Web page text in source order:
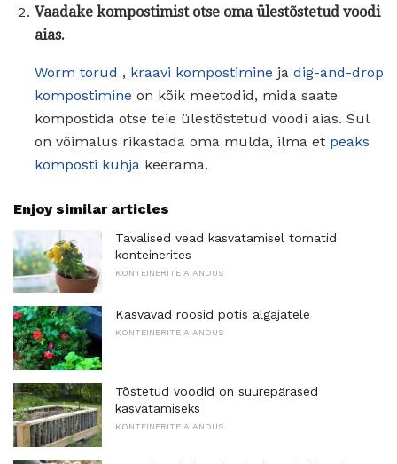
Vaadake kompostimist otse oma ülestõstetud voodi
aias.
Worm torud , kraavi kompostimine ja dig-and-drop
kompostimine on kõik meetodid, mida saate
kompostida otse teie ülestõstetud voodi aias. Sul
on võimalus rikastada oma mulda, ilma et peaks
komposti kuhja keerama.
Enjoy similar articles
Tavalised vead kasvatamisel tomatid
konteinerites
KONTEINERITE AIANDUS
Kasvavad roosid potis algajatele
KONTEINERITE AIANDUS
Tõstetud voodid on suurepärased
kasvatamiseks
KONTEINERITE AIANDUS